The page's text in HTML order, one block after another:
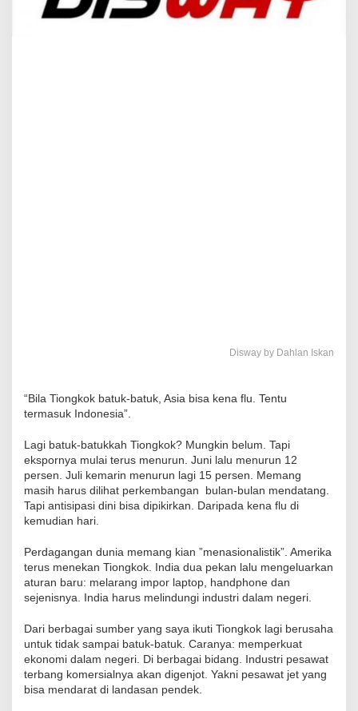
Disway by Dahlan Iskan
“Bila Tiongkok batuk-batuk, Asia bisa kena flu. Tentu
termasuk Indonesia”.
Lagi batuk-batukkah Tiongkok? Mungkin belum. Tapi
ekspornya mulai terus menurun. Juni lalu menurun 12
persen. Juli kemarin menurun lagi 15 persen. Memang
masih harus dilihat perkembangan bulan-bulan mendatang.
Tapi antisipasi dini bisa dipikirkan. Daripada kena flu di
kemudian hari.
Perdagangan dunia memang kian ”menasionalistik”. Amerika
terus menekan Tiongkok. India dua pekan lalu mengeluarkan
aturan baru: melarang impor laptop, handphone dan
sejenisnya. India harus melindungi industri dalam negeri.
Dari berbagai sumber yang saya ikuti Tiongkok lagi berusaha
untuk tidak sampai batuk-batuk. Caranya: memperkuat
ekonomi dalam negeri. Di berbagai bidang. Industri pesawat
terbang komersialnya akan digenjot. Yakni pesawat jet yang
bisa mendarat di landasan pendek.